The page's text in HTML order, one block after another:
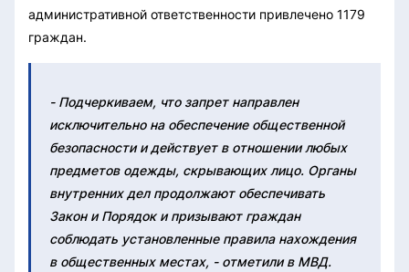
административной ответственности привлечено 1179
граждан.
- Подчеркиваем, что запрет направлен
исключительно на обеспечение общественной
безопасности и действует в отношении любых
предметов одежды, скрывающих лицо. Органы
внутренних дел продолжают обеспечивать
Закон и Порядок и призывают граждан
соблюдать установленные правила нахождения
в общественных местах, - отметили в МВД.